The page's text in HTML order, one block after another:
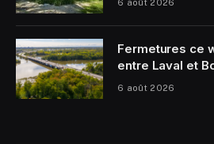
6 août 2026
Fermetures ce
entre Laval et
6 août 2026